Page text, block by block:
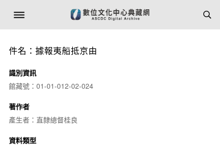
件名：據報夷船抵京由
識別資訊
館藏號：01-01-012-02-024
著作者
產生者：直隸總督桂良
資料類型